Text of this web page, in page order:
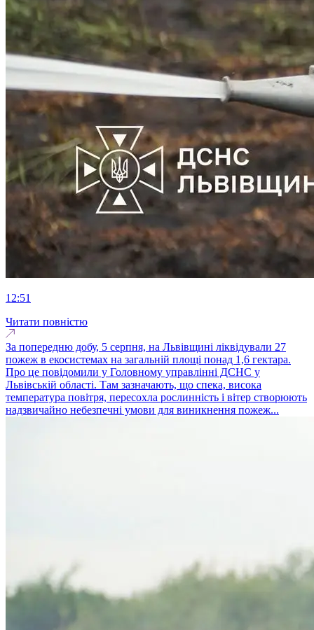
12:51
Читати повністю
За попередню добу, 5 серпня, на Львівщині ліквідували 27
пожеж в екосистемах на загальній площі понад 1,6 гектара.
Про це повідомили у Головному управлінні ДСНС у
Львівській області. Там зазначають, що спека, висока
температура повітря, пересохла рослинність і вітер створюють
надзвичайно небезпечні умови для виникнення пожеж...